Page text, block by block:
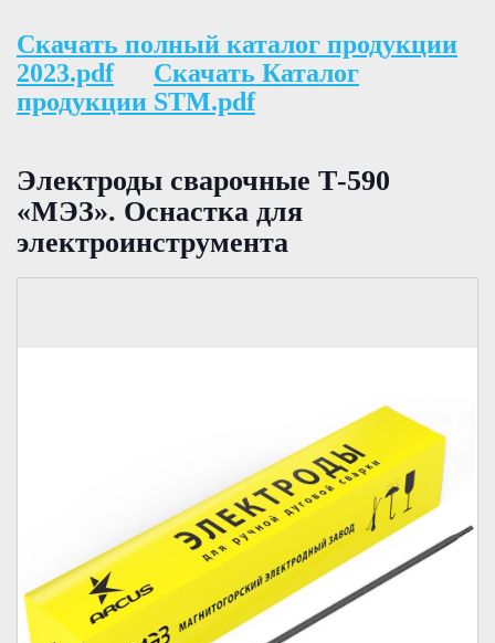
Скачать полный каталог продукции
2023.pdf
Скачать Каталог
продукции STM.pdf
Электроды сварочные Т-590
«МЭЗ». Оснастка для
электроинструмента